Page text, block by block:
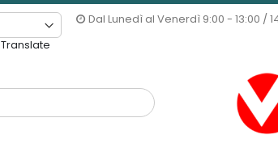
Dal Lunedì al Venerdì 9:00 - 13:00 /
Translate